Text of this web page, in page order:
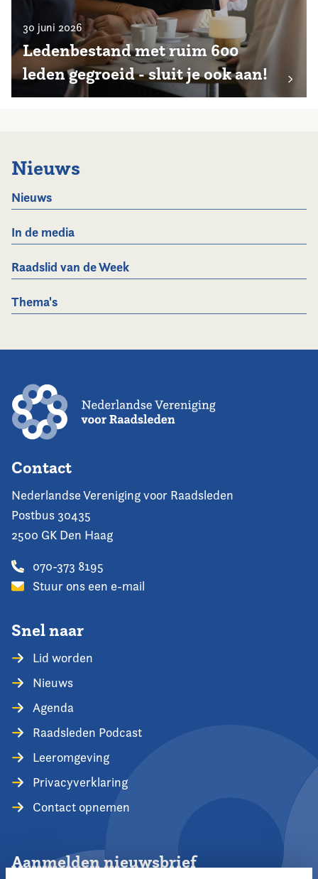
30 juni 2026
Ledenbestand met ruim 600
leden gegroeid - sluit je ook aan!
Nieuws
Nieuws
In de media
Raadslid van de Week
Thema's
Contact
Nederlandse Vereniging voor Raadsleden
Postbus 30435
2500 GK Den Haag
070-373 8195
Stuur ons een e-mail
Snel naar
Lid worden
Nieuws
Agenda
Raadsleden Podcast
Leeromgeving
Privacyverklaring
Contact opnemen
Aanmelden nieuwsbrief